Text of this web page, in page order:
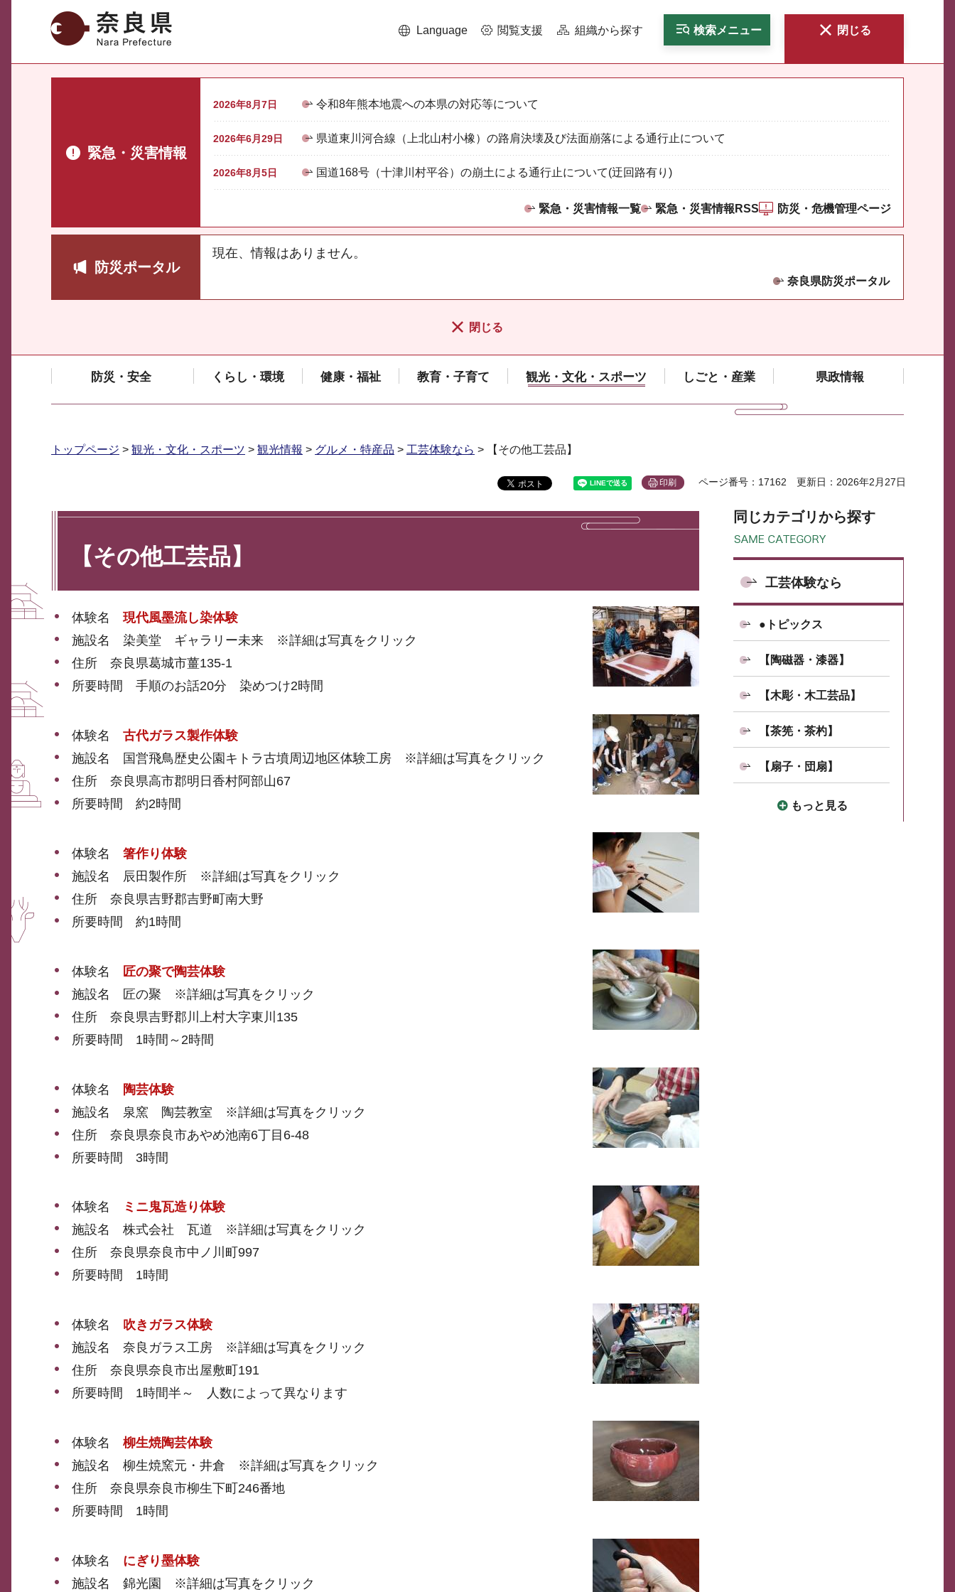
奈良県 Language 閲覧支援 組織から探す 検索メニュー 閉じる
緊急・災害情報
2026年8月7日 令和8年熊本地震への本県の対応等について
2026年6月29日 県道東川河合線（上北山村小橡）の路肩決壊及び法面崩落による通行止について
2026年8月5日 国道168号（十津川村平谷）の崩土による通行止について(迂回路有り)
緊急・災害情報一覧 緊急・災害情報RSS 防災・危機管理ページ
防災ポータル
現在、情報はありません。
奈良県防災ポータル
閉じる
防災・安全 くらし・環境 健康・福祉 教育・子育て 観光・文化・スポーツ しごと・産業 県政情報
トップページ > 観光・文化・スポーツ > 観光情報 > グルメ・特産品 > 工芸体験なら > 【その他工芸品】
印刷 ページ番号：17162 更新日：2026年2月27日
【その他工芸品】
体験名 現代風墨流し染体験
施設名 染美堂 ギャラリー未来 ※詳細は写真をクリック
住所 奈良県葛城市薑135-1
所要時間 手順のお話20分 染めつけ2時間
体験名 古代ガラス製作体験
施設名 国営飛鳥歴史公園キトラ古墳周辺地区体験工房 ※詳細は写真をクリック
住所 奈良県高市郡明日香村阿部山67
所要時間 約2時間
体験名 箸作り体験
施設名 辰田製作所 ※詳細は写真をクリック
住所 奈良県吉野郡吉野町南大野
所要時間 約1時間
体験名
匠の聚で陶芸体験
施設名 匠の聚 ※詳細は写真をクリック
住所 奈良県吉野郡川上村大字東川135
所要時間 1時間～2時間
体験名
陶芸体験
施設名 泉窯 陶芸教室 ※詳細は写真をクリック
住所 奈良県奈良市あやめ池南6丁目6-48
所要時間 3時間
体験名
ミニ鬼瓦造り体験
施設名 株式会社 瓦道 ※詳細は写真をクリック
住所 奈良県奈良市中ノ川町997
所要時間 1時間
体験名
吹きガラス体験
施設名 奈良ガラス工房 ※詳細は写真をクリック
住所 奈良県奈良市出屋敷町191
所要時間 1時間半～ 人数によって異なります
体験名 柳生焼陶芸体験
施設名 柳生焼窯元・井倉 ※詳細は写真をクリック
住所 奈良県奈良市柳生下町246番地
所要時間 1時間
体験名 にぎり墨体験
施設名 錦光園 ※詳細は写真をクリック
同じカテゴリから探す
工芸体験なら
●トピックス
【陶磁器・漆器】
【木彫・木工芸品】
【茶筅・茶杓】
【扇子・団扇】
もっと見る